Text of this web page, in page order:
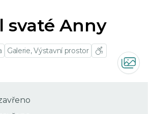
svaté Anny
Galerie, Výstavní prostor